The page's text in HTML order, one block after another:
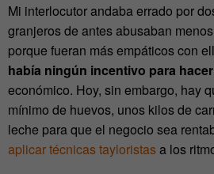
Mi interlocutor andaba errado por
granjeros de antes abusaban
porque fueran más empáticos con
había ningún incentivo para
económico. Hoy, sin embargo, hay
mínimo de huevos, unos kilos de
leche para que el negocio sea
aplicar técnicas tayloristasa los